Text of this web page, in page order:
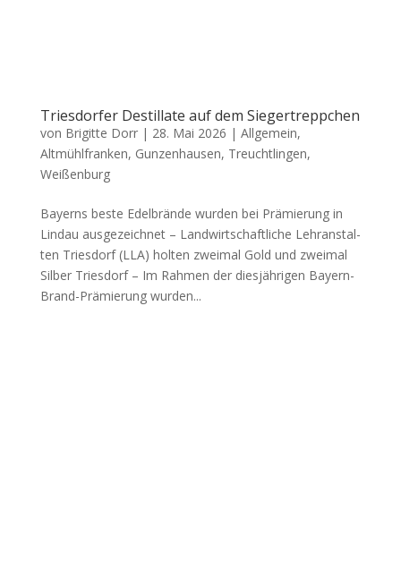
Triesdorfer Destillate auf dem Siegertreppchen
von Brigitte Dorr| 28. Mai 2026 | Allgemein,
Altmühlfranken, Gunzenhausen, Treuchtlingen,
Weißenburg
Bay­erns bes­te Edel­brän­de wur­den bei Prä­mie­rung in
Lin­dau aus­ge­zeich­net – Land­wirt­schaft­li­che Lehr­an­stal­
ten Tri­es­dorf (LLA) hol­ten zwei­mal Gold und zwei­mal
Sil­ber Tri­es­dorf – Im Rah­men der dies­jäh­ri­gen Bay­ern-
Brand-Prä­mie­rung wur­den...